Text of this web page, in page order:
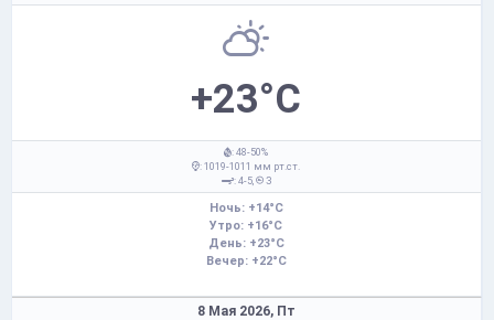
+23°C
: 48-50%
: 1019-1011 мм рт.ст.
: 4-5,
З
Ночь: +14°C
Утро: +16°C
День: +23°C
Вечер: +22°C
8 Мая 2026, Пт